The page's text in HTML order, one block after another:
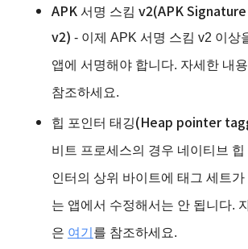
APK 서명 스킴 v2(APK
v2) - 이제 APK 서명 스킴 v2 이상
앱에 서명해야 합니다. 자세한 내
참조하세요.
힙 포인터 태깅(Heap pointer
비트 프로세스의 경우 네이티브 힙
인터의 상위 바이트에 태그 세트가
는 앱에서 수정해서는 안 됩니다.
은 여기 를 참조하세요.